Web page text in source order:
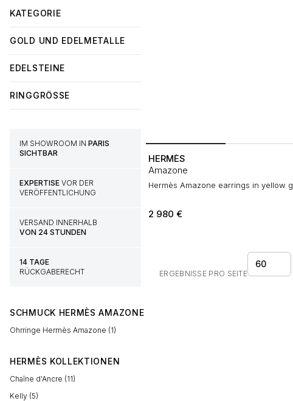
KATEGORIE
GOLD UND EDELMETALLE
EDELSTEINE
RINGGRÖSSE
IM SHOWROOM IN PARIS
SICHTBAR
EXPERTISE VOR DER
VERÖFFENTLICHUNG
VERSAND INNERHALB
VON 24 STUNDEN
14 TAGE
RÜCKGABERECHT
SCHMUCK HERMÈS AMAZONE
Ohrringe Hermès Amazone (1)
HERMÈS KOLLEKTIONEN
Chaîne d'Ancre (11)
Kelly (5)
HERMÈS
Amazone
Hermès Amazone earrings in yellow
2 980 €
ERGEBNISSE PRO SEITE
60